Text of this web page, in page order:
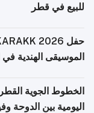
للبيع في قطر
الموسيقى الهندية في
الخطوط الجوية
اليومية بين الدوحة